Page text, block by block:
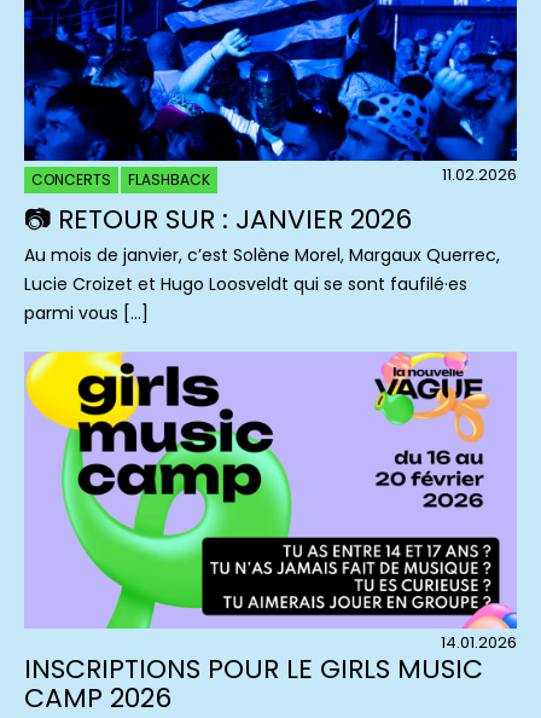
CONCERTS FLASHBACK 11.02.2026
📷 RETOUR SUR : JANVIER 2026
Au mois de janvier, c’est Solène Morel, Margaux Querrec,
Lucie Croizet et Hugo Loosveldt qui se sont faufilé·es
parmi vous […]
14.01.2026
INSCRIPTIONS POUR LE GIRLS MUSIC
CAMP 2026